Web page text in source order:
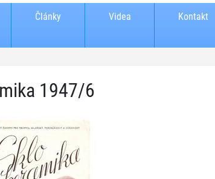
Články Videa Kontakt
1947/6